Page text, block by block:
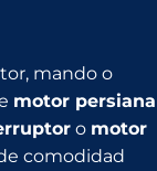
mando o
motor persiana
o motor
comodidad